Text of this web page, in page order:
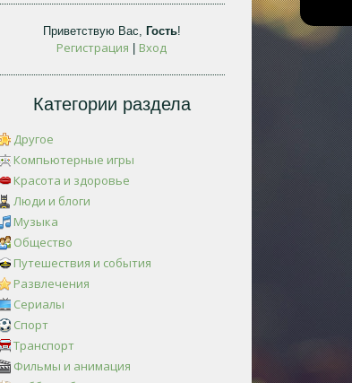
Приветствую Вас, Гость!
Регистрация Вход
Категории раздела
Другое
Компьютерные игры
Красота и здоровье
Люди и блоги
Музыка
Общество
Путешествия и события
Развлечения
Сериалы
Спорт
Транспорт
Фильмы и анимация